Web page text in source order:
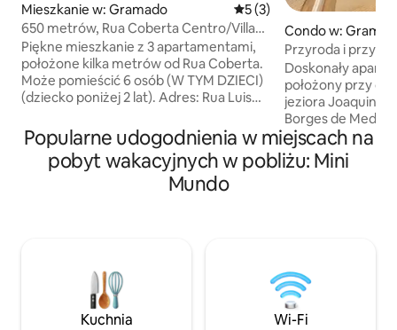
Mieszkanie w: Gramado Średnia ocena: 5 na 5,
5 (3)
650 metrów, Rua Coberta Centro/Villa
Verde 202A
Piękne mieszkanie z 3 apartamentami,
położone kilka metrów od Rua Coberta.
Może pomieścić 6 osób (W TYM DZIECI)
(dziecko poniżej 2 lat). Adres: Rua Luis
Zarządzane przez Diego Oliveira Imóveis
ME * Pełna kuchnia z przyborami
gospodarstwa domowego
i prysznicach. * Strefa usługowa z pralką
parkingowe, budynek z windą. -
Condo w:
Przyroda i
Medeiros
Doskonały
położony przy
jeziora Joaquina
Borges de
wyposażone i
4 telewizory
typu split,
w spokojnym i
Idealne dla osób
gastronomii,
Popularne udogodnienia w miejscach na
pobyt wakacyjnych w pobliżu: Mini
Mundo
Kuchnia Wi-Fi